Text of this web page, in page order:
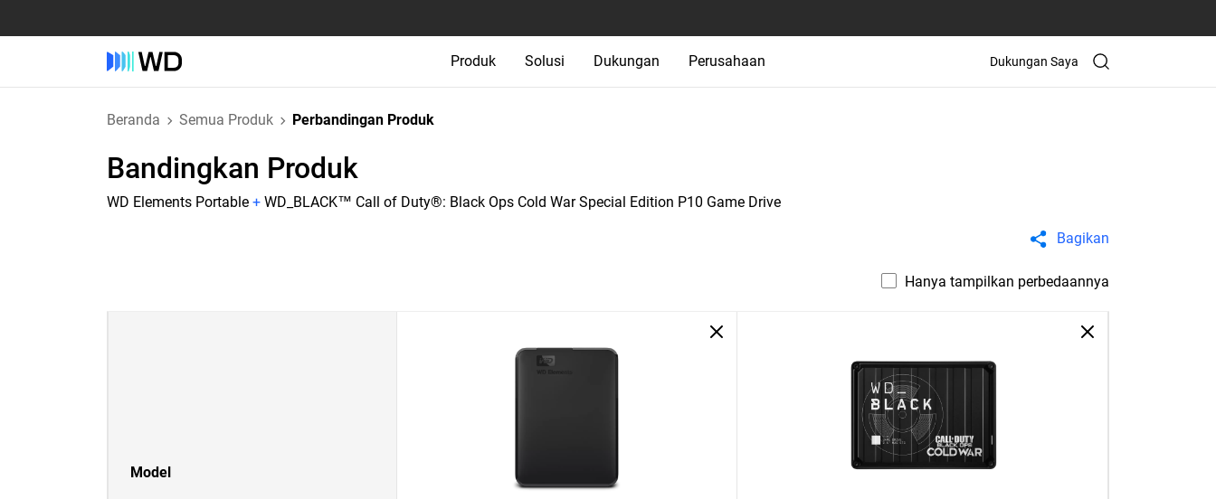
Produk Solusi Dukungan Perusahaan Dukungan Saya
Beranda Semua Produk Perbandingan Produk
Bandingkan Produk
WD Elements Portable + WD_BLACK™ Call of Duty®: Black Ops Cold War Special Edition P10 Game Drive
Bagikan
Hanya tampilkan perbedaannya
Model